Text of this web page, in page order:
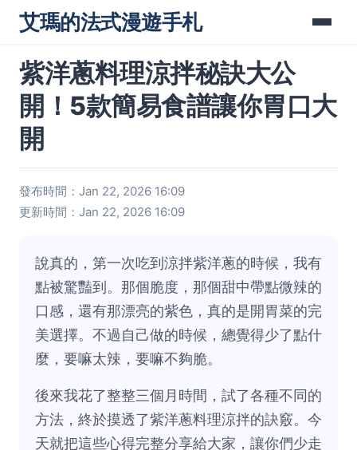
艾瑪的法式漫遊手札
紫洋蔥料理涼拌秘訣大公
開！5款簡易食譜讓你胃口大
開
發布時間：Jan 22, 2026 16:09
更新時間：Jan 22, 2026 16:09
說真的，第一次吃到涼拌紫洋蔥的時候，我有
點被驚豔到。那個脆度，那個甜中帶點微辣的
口感，還有那漂亮的紫色，真的是開胃菜的完
美選擇。不過自己做的時候，總覺得少了點什
麼，要嘛太辣，要嘛不夠脆。
後來我花了整整三個月時間，試了各種不同的
方法，終於摸透了紫洋蔥料理涼拌的訣竅。今
天就把這些心得完整分享給大家，讓你們少走